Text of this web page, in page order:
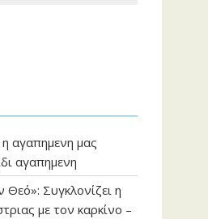
η αγαπημενη μας
αγαπημενη
Θεό»: Συγκλονίζει η
με τον καρκίνο –